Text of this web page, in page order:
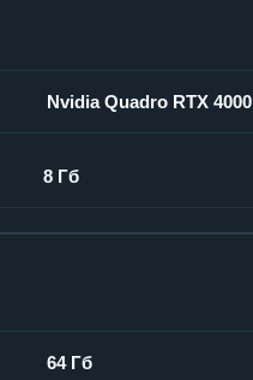
Nvidia Quadro RTX 4000
8 Гб
64 Гб